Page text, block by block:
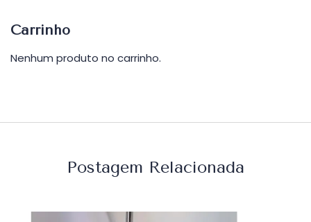
Carrinho
Nenhum produto no carrinho.
Postagem Relacionada